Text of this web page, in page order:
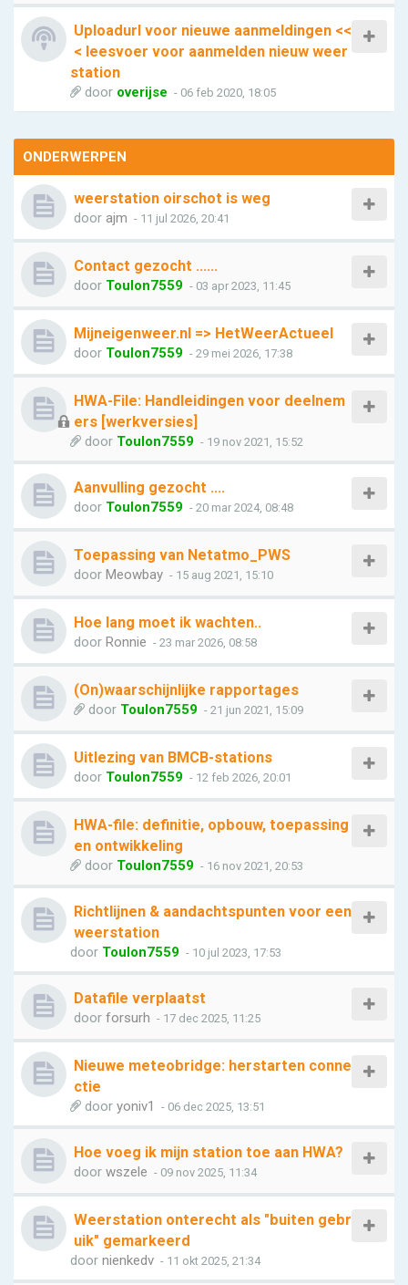
Uploadurl voor nieuwe aanmeldingen <<
< leesvoer voor aanmelden nieuw weer
station
door overijse - 06 feb 2020, 18:05
ONDERWERPEN
weerstation oirschot is weg
door ajm - 11 jul 2026, 20:41
Contact gezocht ......
door Toulon7559 - 03 apr 2023, 11:45
Mijneigenweer.nl => HetWeerActueel
door Toulon7559 - 29 mei 2026, 17:38
HWA-File: Handleidingen voor deelnem
ers [werkversies]
door Toulon7559 - 19 nov 2021, 15:52
Aanvulling gezocht ….
door Toulon7559 - 20 mar 2024, 08:48
Toepassing van Netatmo_PWS
door Meowbay - 15 aug 2021, 15:10
Hoe lang moet ik wachten..
door Ronnie - 23 mar 2026, 08:58
(On)waarschijnlijke rapportages
door Toulon7559 - 21 jun 2021, 15:09
Uitlezing van BMCB-stations
door Toulon7559 - 12 feb 2026, 20:01
HWA-file: definitie, opbouw, toepassing
en ontwikkeling
door Toulon7559 - 16 nov 2021, 20:53
Richtlijnen & aandachtspunten voor een
weerstation
door Toulon7559 - 10 jul 2023, 17:53
Datafile verplaatst
door forsurh - 17 dec 2025, 11:25
Nieuwe meteobridge: herstarten conne
ctie
door yoniv1 - 06 dec 2025, 13:51
Hoe voeg ik mijn station toe aan HWA?
door wszele - 09 nov 2025, 11:34
Weerstation onterecht als "buiten gebr
uik" gemarkeerd
door nienkedv - 11 okt 2025, 21:34